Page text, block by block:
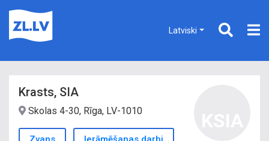
Latviski
Krasts, SIA
Skolas 4-30, Rīga, LV-1010